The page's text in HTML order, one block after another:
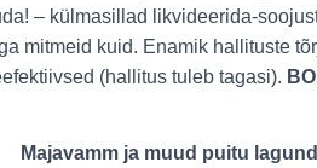
– külmasillad likvideerida-
mitmeid kuid. Enamik hallituste
(hallitus tuleb tagasi).
Majavamm ja muud puitu